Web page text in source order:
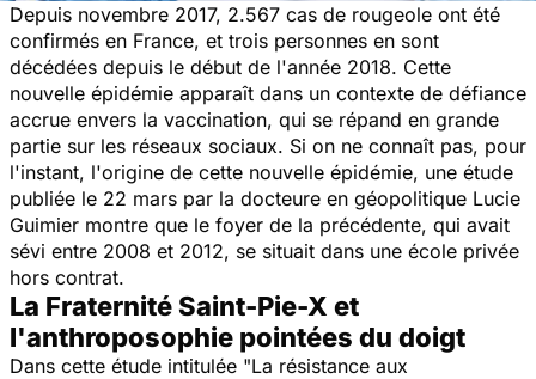
Depuis novembre 2017, 2.567 cas de rougeole ont été
confirmés en France, et trois personnes en sont
décédées depuis le début de l'année 2018. Cette
nouvelle épidémie apparaît dans un contexte de défiance
accrue envers la vaccination, qui se répand en grande
partie sur les réseaux sociaux. Si on ne connaît pas, pour
l'instant, l'origine de cette nouvelle épidémie, une étude
publiée le 22 mars par la docteure en géopolitique Lucie
Guimier montre que le foyer de la précédente, qui avait
sévi entre 2008 et 2012, se situait dans une école privée
hors contrat.
La Fraternité Saint-Pie-X et
l'anthroposophie pointées du doigt
Dans cette étude intitulée "La résistance aux